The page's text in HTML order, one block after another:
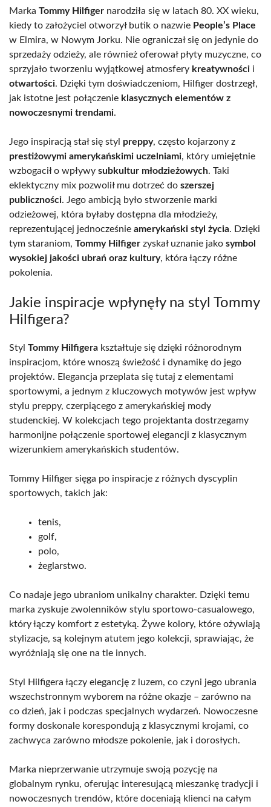
Marka Tommy Hilfiger narodziła się w latach 80. XX wieku,
kiedy to założyciel otworzył butik o nazwie People’s Place
w Elmira, w Nowym Jorku. Nie ograniczał się on jedynie do
sprzedaży odzieży, ale również oferował płyty muzyczne, co
sprzyjało tworzeniu wyjątkowej atmosfery kreatywności i
otwartości. Dzięki tym doświadczeniom, Hilfiger dostrzegł,
jak istotne jest połączenie klasycznych elementów z
nowoczesnymi trendami.
Jego inspiracją stał się styl preppy, często kojarzony z
prestiżowymi amerykańskimi uczelniami, który umiejętnie
wzbogacił o wpływy subkultur młodzieżowych. Taki
eklektyczny mix pozwolił mu dotrzeć do szerszej
publiczności. Jego ambicją było stworzenie marki
odzieżowej, która byłaby dostępna dla młodzieży,
reprezentującej jednocześnie amerykański styl życia. Dzięki
tym staraniom, Tommy Hilfiger zyskał uznanie jako symbol
wysokiej jakości ubrań oraz kultury, która łączy różne
pokolenia.
Jakie inspiracje wpłynęły na styl Tommy
Hilfigera?
Styl Tommy Hilfigera kształtuje się dzięki różnorodnym
inspiracjom, które wnoszą świeżość i dynamikę do jego
projektów. Elegancja przeplata się tutaj z elementami
sportowymi, a jednym z kluczowych motywów jest wpływ
stylu preppy, czerpiącego z amerykańskiej mody
studenckiej. W kolekcjach tego projektanta dostrzegamy
harmonijne połączenie sportowej elegancji z klasycznym
wizerunkiem amerykańskich studentów.
Tommy Hilfiger sięga po inspiracje z różnych dyscyplin
sportowych, takich jak:
tenis,
golf,
polo,
żeglarstwo.
Co nadaje jego ubraniom unikalny charakter. Dzięki temu
marka zyskuje zwolenników stylu sportowo-casualowego,
który łączy komfort z estetyką. Żywe kolory, które ożywiają
stylizacje, są kolejnym atutem jego kolekcji, sprawiając, że
wyróżniają się one na tle innych.
Styl Hilfigera łączy elegancję z luzem, co czyni jego ubrania
wszechstronnym wyborem na różne okazje – zarówno na
co dzień, jak i podczas specjalnych wydarzeń. Nowoczesne
formy doskonale korespondują z klasycznymi krojami, co
zachwyca zarówno młodsze pokolenie, jak i dorosłych.
Marka nieprzerwanie utrzymuje swoją pozycję na
globalnym rynku, oferując interesującą mieszankę tradycji i
nowoczesnych trendów, które doceniają klienci na całym